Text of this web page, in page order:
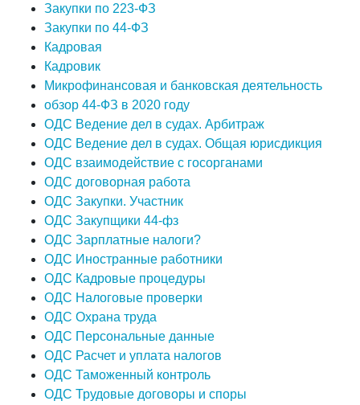
Закупки по 223-ФЗ
Закупки по 44-ФЗ
Кадровая
Кадровик
Микрофинансовая и банковская деятельность
обзор 44-ФЗ в 2020 году
ОДС Ведение дел в судах. Арбитраж
ОДС Ведение дел в судах. Общая юрисдикция
ОДС взаимодействие с госорганами
ОДС договорная работа
ОДС Закупки. Участник
ОДС Закупщики 44-фз
ОДС Зарплатные налоги?
ОДС Иностранные работники
ОДС Кадровые процедуры
ОДС Налоговые проверки
ОДС Охрана труда
ОДС Персональные данные
ОДС Расчет и уплата налогов
ОДС Таможенный контроль
ОДС Трудовые договоры и споры